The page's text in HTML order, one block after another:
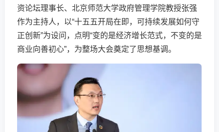
资论坛理事长、北京师范大学政府管理学院教授张强
作为主持人，以“十五五开局在即，可持续发展如何守
正创新”为设问，点明“变的是经济增长范式，不变的是
商业向善初心”，为整场大会奠定了思想基调。